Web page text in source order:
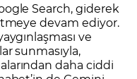
Search, giderek
devam ediyor.
ve
sunmasıyla,
daha ciddi